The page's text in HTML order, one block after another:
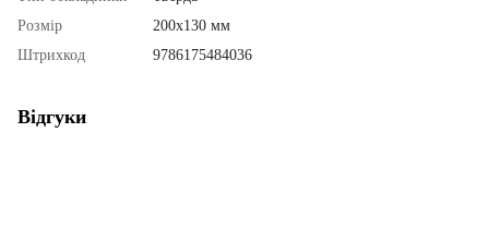
Розмір
200х130 мм
Штрихкод
9786175484036
Відгуки